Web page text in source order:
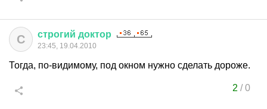
С строгий доктор
23:45, 19.04.2010
Тогда, по-видимому, под окном нужно сделать дороже.
2 /0